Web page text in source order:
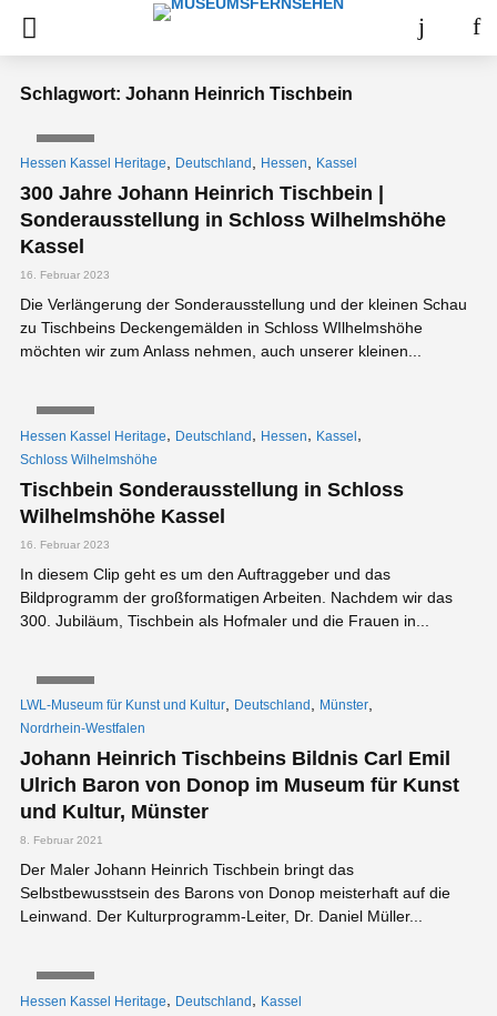
Schlagwort: Johann Heinrich Tischbein
Hessen Kassel Heritage Deutschland Hessen Kassel
300 Jahre Johann Heinrich Tischbein |
Sonderausstellung in Schloss Wilhelmshöhe
Kassel
16. Februar 2023
Die Verlängerung der Sonderausstellung und der kleinen Schau
zu Tischbeins Deckengemälden in Schloss WIlhelmshöhe
möchten wir zum Anlass nehmen, auch unserer kleinen...
Hessen Kassel Heritage, Deutschland, Hessen, Kassel,
Schloss Wilhelmshöhe
Tischbein Sonderausstellung in Schloss
Wilhelmshöhe Kassel
16. Februar 2023
In diesem Clip geht es um den Auftraggeber und das
Bildprogramm der großformatigen Arbeiten. Nachdem wir das
300. Jubiläum, Tischbein als Hofmaler und die Frauen in...
LWL-Museum für Kunst und Kultur Deutschland Münster
Nordrhein-Westfalen
Johann Heinrich Tischbeins Bildnis Carl Emil
Ulrich Baron von Donop im Museum für Kunst
und Kultur, Münster
8. Februar 2021
Der Maler Johann Heinrich Tischbein bringt das
Selbstbewusstsein des Barons von Donop meisterhaft auf die
Leinwand. Der Kulturprogramm-Leiter, Dr. Daniel Müller...
Hessen Kassel Heritage, Deutschland, Kassel